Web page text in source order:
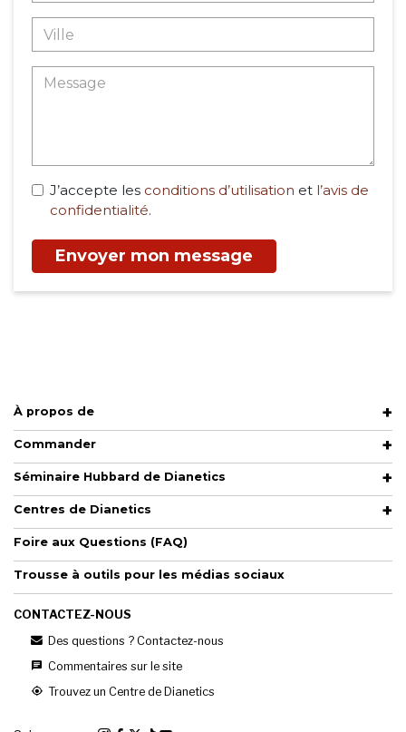
J’accepte les conditions d’utilisation et l’avis de
confidentialité.
Envoyer mon message
À propos de
Commander
Séminaire Hubbard de Dianetics
Centres de Dianetics
Foire aux Questions (FAQ)
Trousse à outils pour les médias sociaux
CONTACTEZ-NOUS
Des questions ? Contactez-nous
Commentaires sur le site
Trouvez un Centre de Dianetics